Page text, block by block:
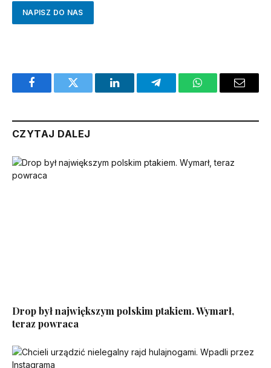
NAPISZ DO NAS
FacebookTwitter LinkedInTelegramWhatsAppEmail
CZYTAJ DALEJ
Drop był największym polskim ptakiem. Wymarł,
teraz powraca